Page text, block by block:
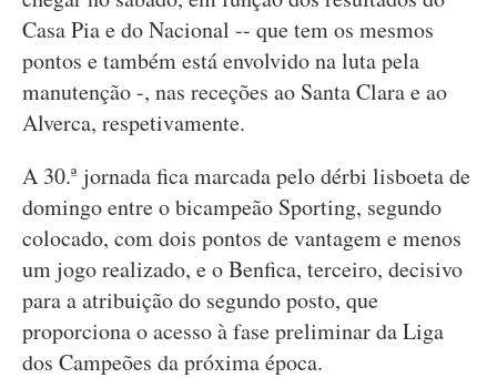
Casa Pia e do Nacional -- que tem os mesmos
pontos e também está envolvido na luta pela
manutenção -, nas receções ao Santa Clara e ao
Alverca, respetivamente.
A 30.ª jornada fica marcada pelo dérbi lisboeta de
domingo entre o bicampeão Sporting, segundo
colocado, com dois pontos de vantagem e menos
um jogo realizado, e o Benfica, terceiro, decisivo
para a atribuição do segundo posto, que
proporciona o acesso à fase preliminar da Liga
dos Campeões da próxima época.